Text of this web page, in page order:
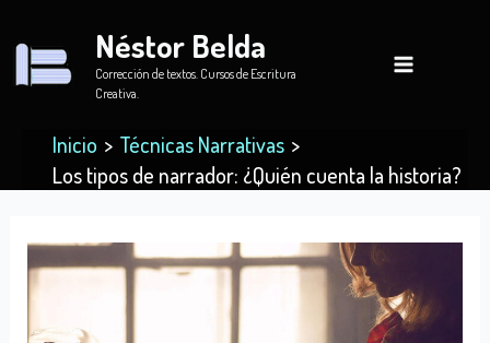
contenido
Néstor Belda
Corrección de textos. Cursos de Escritura
Creativa.
Inicio
Técnicas Narrativas
Los tipos de narrador: ¿Quién cuenta la historia?